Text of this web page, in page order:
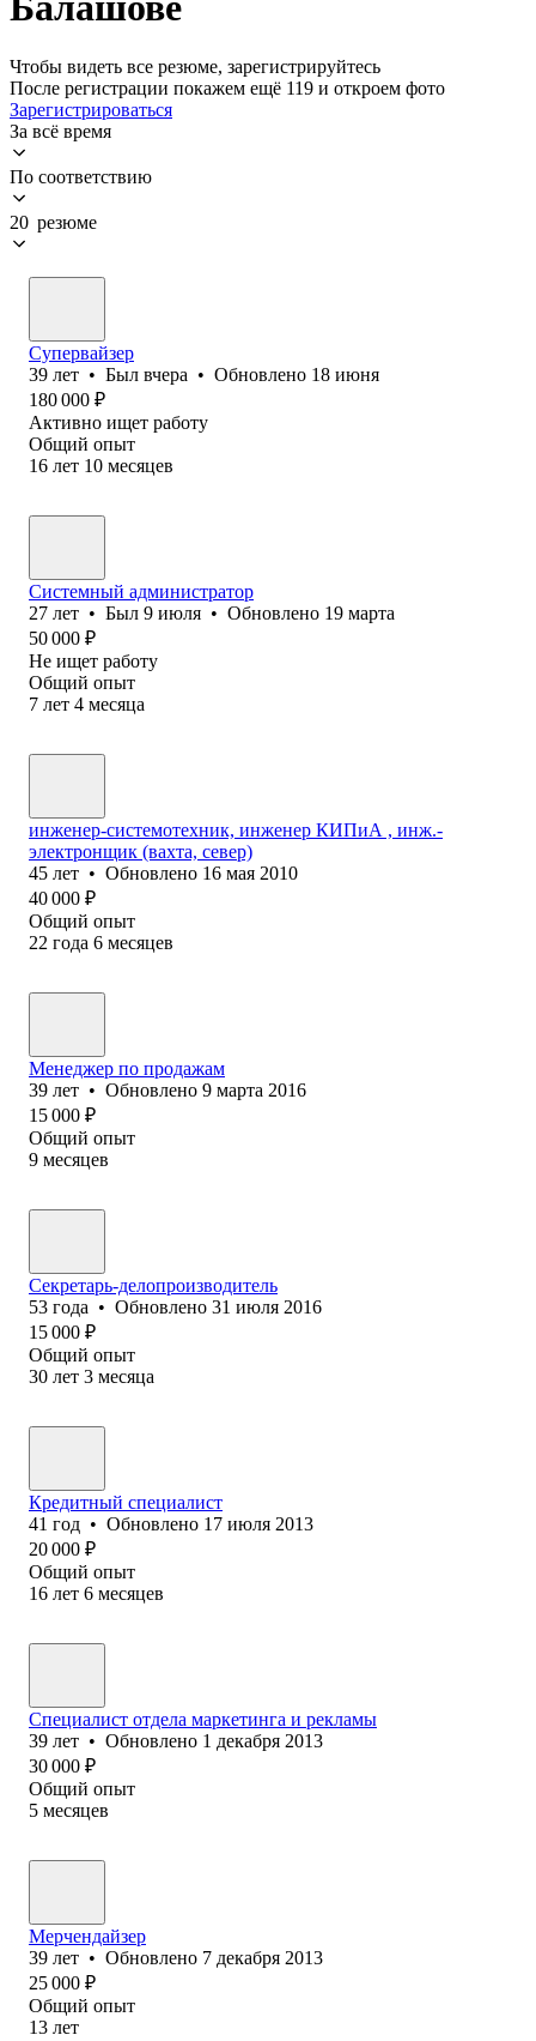
Чтобы видеть все резюме, зарегистрируйтесь
После регистрации покажем ещё 119 и откроем фото
Зарегистрироваться
За всё время
По соответствию
20 резюме
Супервайзер
39 лет • Был вчера • Обновлено 18 июня
180 000 ₽
Активно ищет работу
Общий опыт
16 лет 10 месяцев
Системный администратор
27 лет • Был 9 июля • Обновлено 19 марта
50 000 ₽
Не ищет работу
Общий опыт
7 лет 4 месяца
инженер-системотехник, инженер КИПиА , инж.-
электронщик (вахта, север)
45 лет • Обновлено 16 мая 2010
40 000 ₽
Общий опыт
22 года 6 месяцев
Менеджер по продажам
39 лет • Обновлено 9 марта 2016
15 000 ₽
Общий опыт
9 месяцев
Секретарь-делопроизводитель
53 года • Обновлено 31 июля 2016
15 000 ₽
Общий опыт
30 лет 3 месяца
Кредитный специалист
41 год • Обновлено 17 июля 2013
20 000 ₽
Общий опыт
16 лет 6 месяцев
Специалист отдела маркетинга и рекламы
39 лет • Обновлено 1 декабря 2013
30 000 ₽
Общий опыт
5 месяцев
Мерчендайзер
39 лет • Обновлено 7 декабря 2013
25 000 ₽
Общий опыт
13 лет